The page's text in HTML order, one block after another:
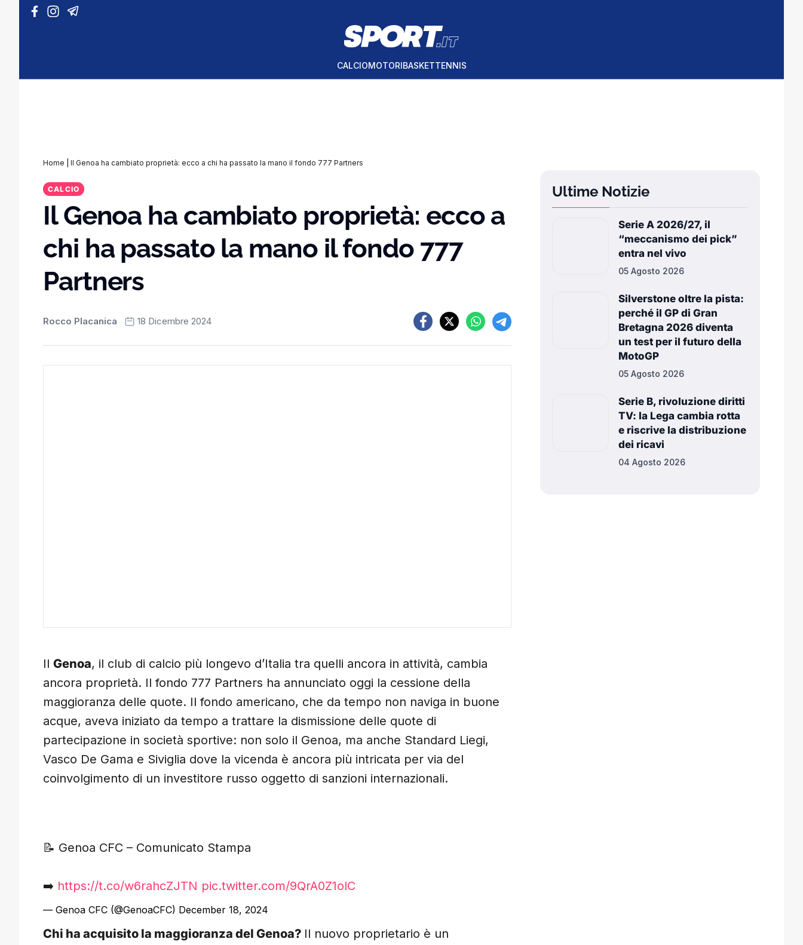
Vai al contenuto
CALCIOMOTORIBASKETTENNIS
Home Il Genoa ha cambiato proprietà: ecco a chi ha passato la mano il fondo 777 Partners
CALCIO
Il Genoa ha cambiato proprietà: ecco a
chi ha passato la mano il fondo 777
Partners
Rocco Placanica 18 Dicembre 2024
Il Genoa, il club di calcio più longevo d’Italia tra quelli ancora in attività, cambia
ancora proprietà. Il fondo 777 Partners ha annunciato oggi la cessione della
maggioranza delle quote. Il fondo americano, che da tempo non naviga in buone
acque, aveva iniziato da tempo a trattare la dismissione delle quote di
partecipazione in società sportive: non solo il Genoa, ma anche Standard Liegi,
Vasco De Gama e Siviglia dove la vicenda è ancora più intricata per via del
coinvolgimento di un investitore russo oggetto di sanzioni internazionali.
📝 Genoa CFC – Comunicato Stampa
➡️ https://t.co/w6rahcZJTN pic.twitter.com/9QrA0Z1olC
— Genoa CFC (@GenoaCFC) December 18, 2024
Chi ha acquisito la maggioranza del Genoa? Il nuovo proprietario è un
Ultime Notizie
Serie A 2026/27, il
“meccanismo dei pick”
entra nel vivo
05 Agosto 2026
Silverstone oltre la pista:
perché il GP di Gran
Bretagna 2026 diventa
un test per il futuro della
MotoGP
05 Agosto 2026
Serie B, rivoluzione diritti
TV: la Lega cambia rotta
e riscrive la distribuzione
dei ricavi
04 Agosto 2026